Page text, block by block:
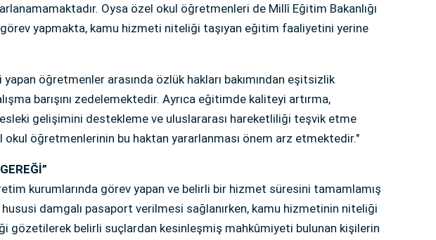
Oysa özel okul öğretmenleri de Millî Eğitim Bakanlığı
yapmakta, kamu hizmeti niteliği taşıyan eğitim faaliyetini yerine
yapan öğretmenler arasında özlük hakları bakımından eşitsizlik
barışını zedelemektedir. Ayrıca eğitimde kaliteyi artırma,
gelişimini destekleme ve uluslararası hareketliliği teşvik etme
okul öğretmenlerinin bu haktan yararlanması önem arz etmektedir."
kurumlarında görev yapan ve belirli bir hizmet süresini tamamlamış
damgalı pasaport verilmesi sağlanırken, kamu hizmetinin niteliği
gözetilerek belirli suçlardan kesinleşmiş mahkûmiyeti bulunan kişilerin